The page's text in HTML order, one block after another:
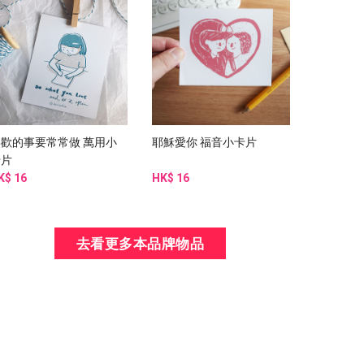
的事要常常做 萬用小
16
耶穌愛你 福音小卡片
HK$ 16
去看更多本品牌物品